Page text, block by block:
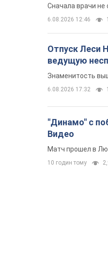
Сначала врачи
Отпуск Леси
ведущую
Знаменитость
"Динамо" с
Видео
Матч прошел в
10 годин тому